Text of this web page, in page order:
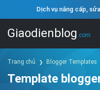
Dịch vụ nâng cấp,
Giaodienblog .com
Trang chủ Blogger Templates
Template